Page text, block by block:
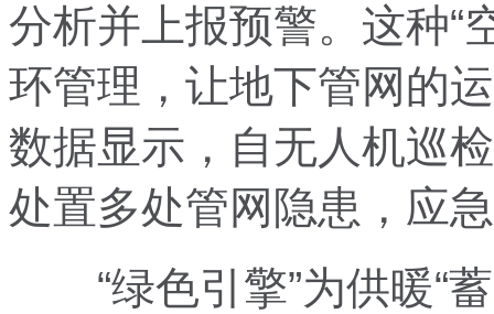
分析并上报预警。这种“
环管理，让地下管网的
数据显示，自无人机巡
处置多处管网隐患，应
“绿色引擎”为供暖“蓄